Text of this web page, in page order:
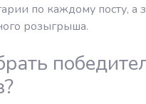
по каждому посту, а
розыгрыша.